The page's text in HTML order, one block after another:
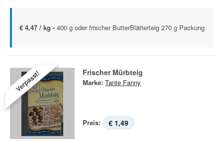
€ 4,47 / kg - 400 g oder frischer ButterBlätterteig 270 g Packung
Verpasst! Frischer Mürbteig
Marke: Tante Fanny
Preis: € 1,49